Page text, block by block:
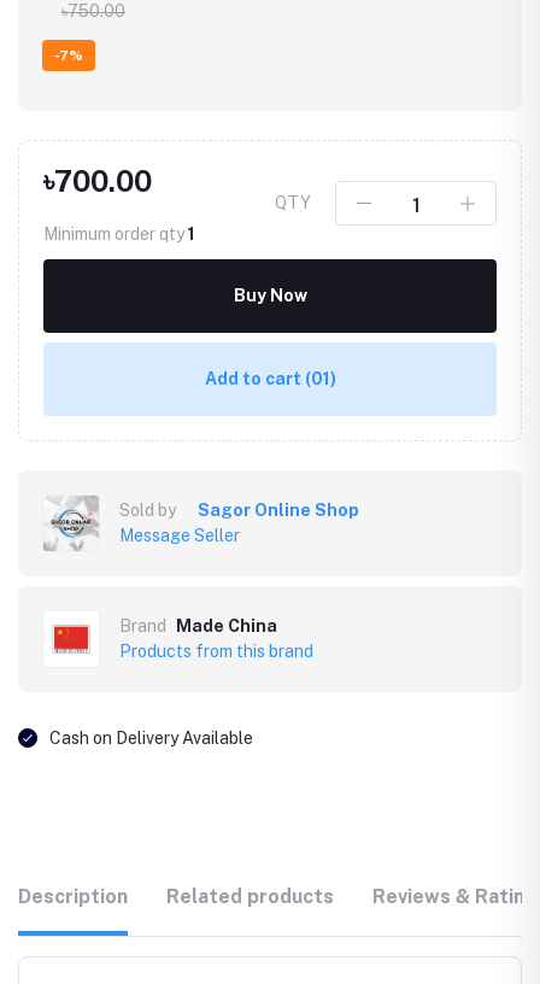
৳750.00
-7%
৳700.00
Minimum order qty1
QTY
Buy Now
Add to cart (01)
Sold by
Sagor Online Shop
Message Seller
Brand
Made China
Products from this brand
Cash on Delivery Available
Description Related products Reviews &